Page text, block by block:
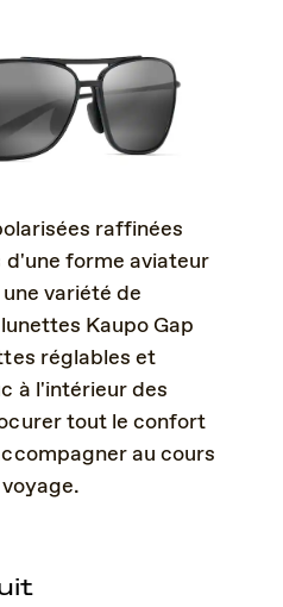
raffinées
forme aviateur
variété de
Kaupo Gap
réglables et
à l'intérieur des
tout le confort
au cours